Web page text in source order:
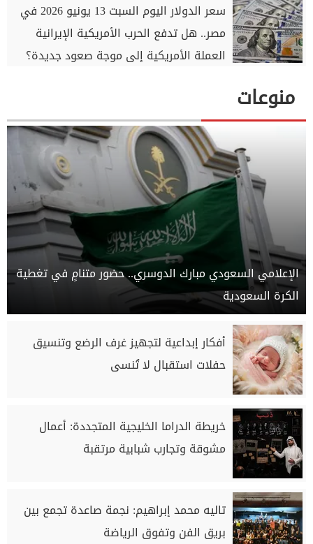
سعر الدولار اليوم السبت 13 يونيو 2026 في
مصر.. هل تدفع الحرب الأمريكية الإيرانية
العملة الأمريكية إلى موجة صعود جديدة؟
منوعات
الإعلامي السعودي مبارك الدوسري.. حضور متنامٍ في تغطية
الكرة السعودية
أفكار إبداعية لتجهيز غرف الرضع وتنسيق
حفلات استقبال لا تُنسى
خريطة الدراما الخليجية المتجددة: أعمال
مشوقة وتجارب شبابية مرتقبة
تاليه محمد إبراهيم: نجمة صاعدة تجمع بين
بريق الفن وتفوق الرياضة